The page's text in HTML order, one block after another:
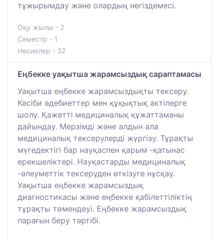
тұжырымдау және олардың негіздемесі.
Оқу жылы - 2
Семестр - 1
Несиелер - 32
Еңбекке уақытша жарамсыздық сараптамасы
Уақытша еңбекке жарамсыздықты тексеру.
Кәсіби әдебиеттер мен құқықтық актілерге
шолу. Қажетті медициналық құжаттаманы
дайындау. Мерзімді және алдын ала
медициналық тексерулерді жүргізу. Тұрақты
мүгедектігі бар науқаспен қарым -қатынас
ерекшеліктері. Науқастарды медициналық
-әлеуметтік тексеруден өткізуге нұсқау.
Уақытша еңбекке жарамсыздық
диагностикасы және еңбекке қабілеттіліктің
тұрақты төмендеуі. Еңбекке жарамсыздық
парағын беру тәртібі.